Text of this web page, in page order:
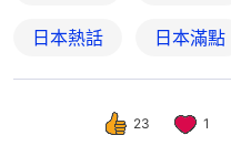
日本熱話 日本滿點
23 1